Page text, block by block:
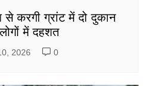
से करगी ग्रांट में दो दुकान
में दहशत
2026 0